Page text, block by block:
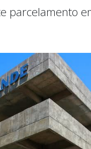
parcelamento